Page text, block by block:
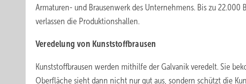
Armaturen- und Brausenwerk des Unternehmens. Bis zu 22.000
verlassen die Produktionshallen.
Veredelung von Kunststoffbrausen
Kunststoffbrausen werden mithilfe der Galvanik veredelt. Sie
Oberfläche sieht dann nicht nur gut aus, sondern schützt die